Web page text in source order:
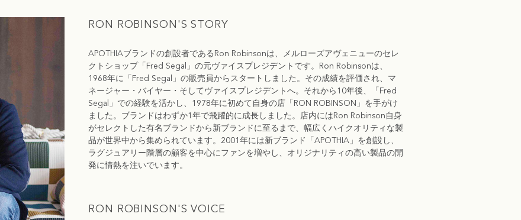
RON ROBINSON'S STORY
APOTHIAブランドの創設者であるRon Robinsonは、メルローズアヴェニューのセレ
クトショップ「Fred Segal」の元ヴァイスプレジデントです。Ron Robinsonは、
1968年に「Fred Segal」の販売員からスタートしました。その成績を評価され、マ
ネージャー・バイヤー・そしてヴァイスプレジデントへ。それから10年後、「Fred
Segal」での経験を活かし、1978年に初めて自身の店「RON ROBINSON」を手がけ
ました。ブランドはわずか1年で飛躍的に成長しました。店内にはRon Robinson自身
がセレクトした有名ブランドから新ブランドに至るまで、幅広くハイクオリティな製
品が世界中から集められています。2001年には新ブランド「APOTHIA」を創設し、
ラグジュアリー階層の顧客を中心にファンを増やし、オリジナリティの高い製品の開
発に情熱を注いでいます。
RON ROBINSON'S VOICE